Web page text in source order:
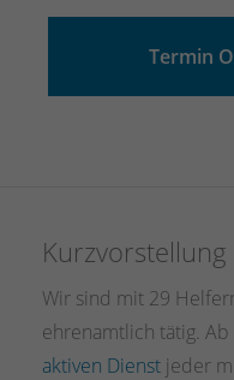
Termin
Kurzvorstellung
Wir sind mit 29
ehrenamtlich tätig.
aktiven Dienst jeder